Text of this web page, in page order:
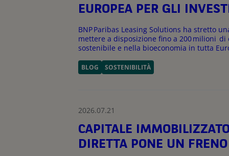
EUROPEA PER GLI
BNP Paribas Leasing Solutions ha stretto
mettere a disposizione fino a 200 milioni
sostenibile e nella bioeconomia in tutta
BLOG SOSTENIBILITÀ
2026.07.21
CAPITALE
DIRETTA PONE UN